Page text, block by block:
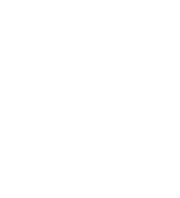
Persönliche
Sicheres
Schnelle und